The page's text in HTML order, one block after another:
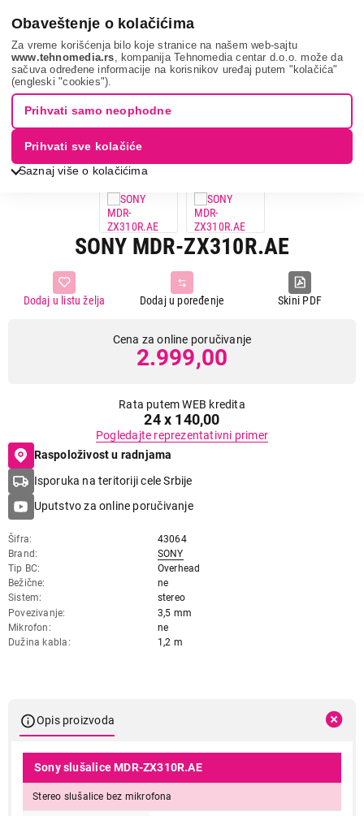
Obaveštenje o kolačićima
Za vreme korišćenja bilo koje stranice na našem web-sajtu
www.tehnomedia.rs , kompanija Tehnomedia centar d.o.o. može da
sačuva određene informacije na korisnikov uređaj putem "kolačića"
(engleski "cookies").
Saznaj više o kolačićima
Prihvati samo neophodne
Prihvati sve kolačiće
Tv, audio, video i foto Slušalice Overhead slušalice
Sony
mdr-zx310r...
SONY MDR-ZX310R.AE
Skini PDF
Dodaj u poređenje
Dodaj u listu želja
Cena za online poručivanje
2.999,00
Rata putem WEB kredita
24 x 140,00
Pogledajte reprezentativni primer
Raspoloživost u radnjama
Isporuka na teritoriji cele Srbije
Uputstvo za online poručivanje
Šifra
43064
Brand
SONY
Tip BC
Overhead
Bežične
ne
Sistem
stereo
Povezivanje
3,5 mm
Mikrofon
ne
Dužina kabla
1,2 m
Opis proizvoda
Sony slušalice MDR-ZX310R.AE
Stereo slušalice bez mikrofona